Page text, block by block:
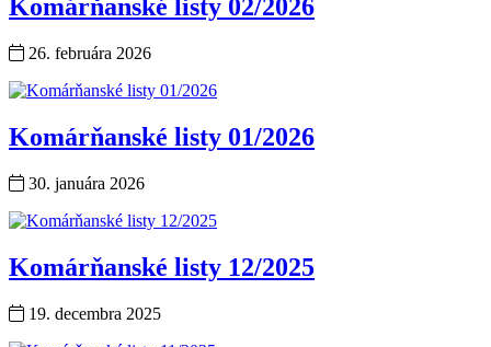
Komárňanské listy 02/2026
26. februára 2026
Komárňanské listy 01/2026
30. januára 2026
Komárňanské listy 12/2025
19. decembra 2025